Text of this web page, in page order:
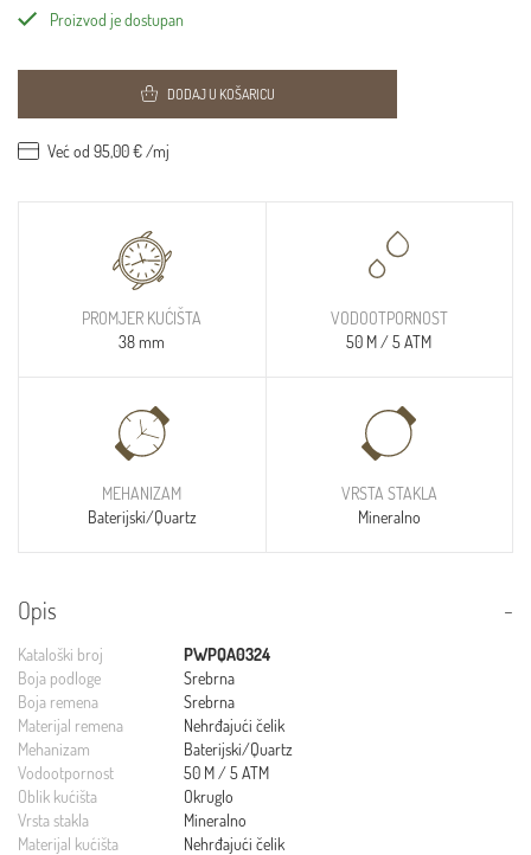
Proizvod je dostupan
DODAJ U KOŠARICU
Već od 95,00 € /mj
PROMJER KUĆIŠTA
38 mm
VODOOTPORNOST
50 M / 5 ATM
MEHANIZAM
Baterijski/Quartz
VRSTA STAKLA
Mineralno
Opis
Kataloški broj
PWPQA0324
Boja podloge
Srebrna
Boja remena
Srebrna
Materijal remena
Nehrđajući čelik
Mehanizam
Baterijski/Quartz
Vodootpornost
50 M / 5 ATM
Oblik kućišta
Okruglo
Vrsta stakla
Mineralno
Materijal kućišta
Nehrđajući čelik